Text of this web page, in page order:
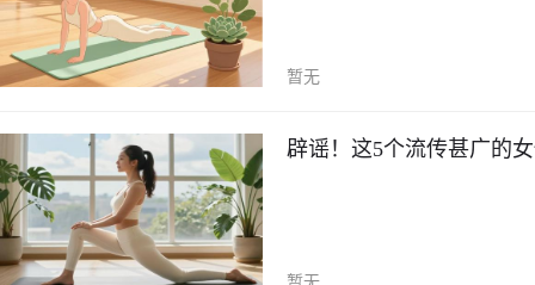
暂无
辟谣！这5个流传甚广的